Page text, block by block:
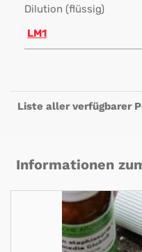
Dilution (flüssig)
LM1
Liste aller verfügbarer
Informationen